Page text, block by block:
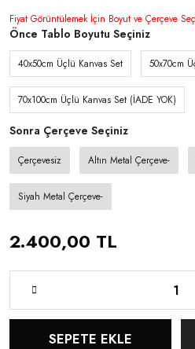
Fiyat Görüntülemek İçin Boyut ve Çerçeve
Önce Tablo Boyutu Seçiniz
40x50cm Üçlü Kanvas Set 50x70cm
70x100cm Üçlü Kanvas Set (İADE YOK)
Sonra Çerçeve Seçiniz
Çerçevesiz Altın Metal Çerçeve-
Siyah Metal Çerçeve-
2.400,00 TL
SEPETE EKLE